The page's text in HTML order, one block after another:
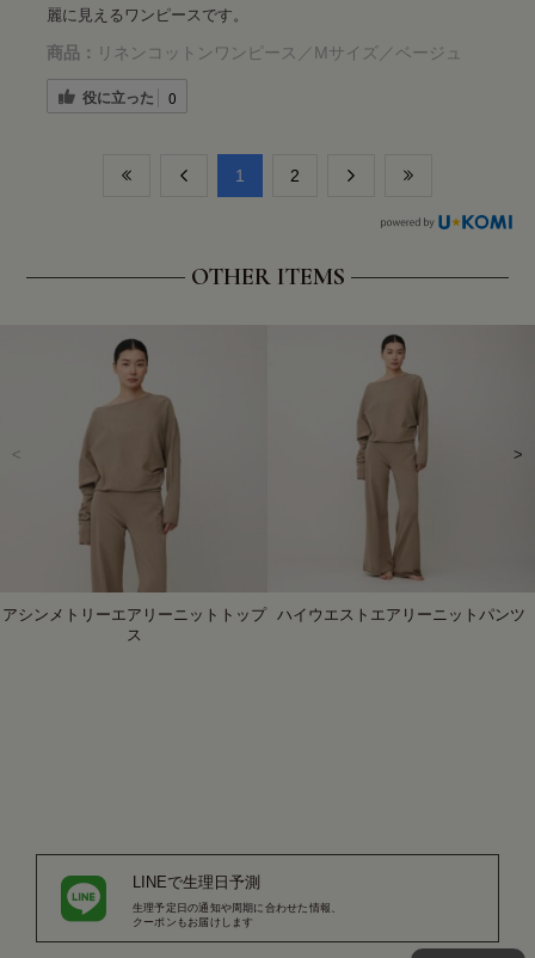
麗に見えるワンピースです。
商品： リネンコットンワンピース／Mサイズ／ベージュ
役に立った 0
​1 ​2
OTHER ITEMS
アシンメトリーエアリーニットトップ
ス
ハイウエストエアリーニットパンツ
< >
LINEで生理日予測
生理予定日の通知や周期に合わせた情報、
クーポンもお届けします